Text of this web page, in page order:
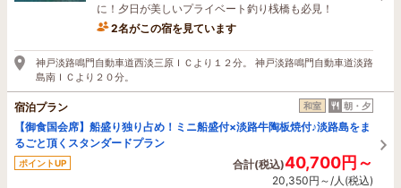
に！夕日が美しいプライベート釣り桟橋も必見！
2名がこの宿を見ています
40分前に予約されました
神戸淡路鳴門自動車道西淡三原ＩＣより１２分。 神戸淡路鳴門自動車道淡路
島南ＩＣより２０分。
宿泊プラン 和室 朝・夕
【御食国会席】船盛り独り占め！ミニ船盛付×淡路牛陶板焼付♪淡路島をま
るごと頂くスタンダードプラン
ポイントUP 合計(税込)40,700円～
20,350円～/人(税込)